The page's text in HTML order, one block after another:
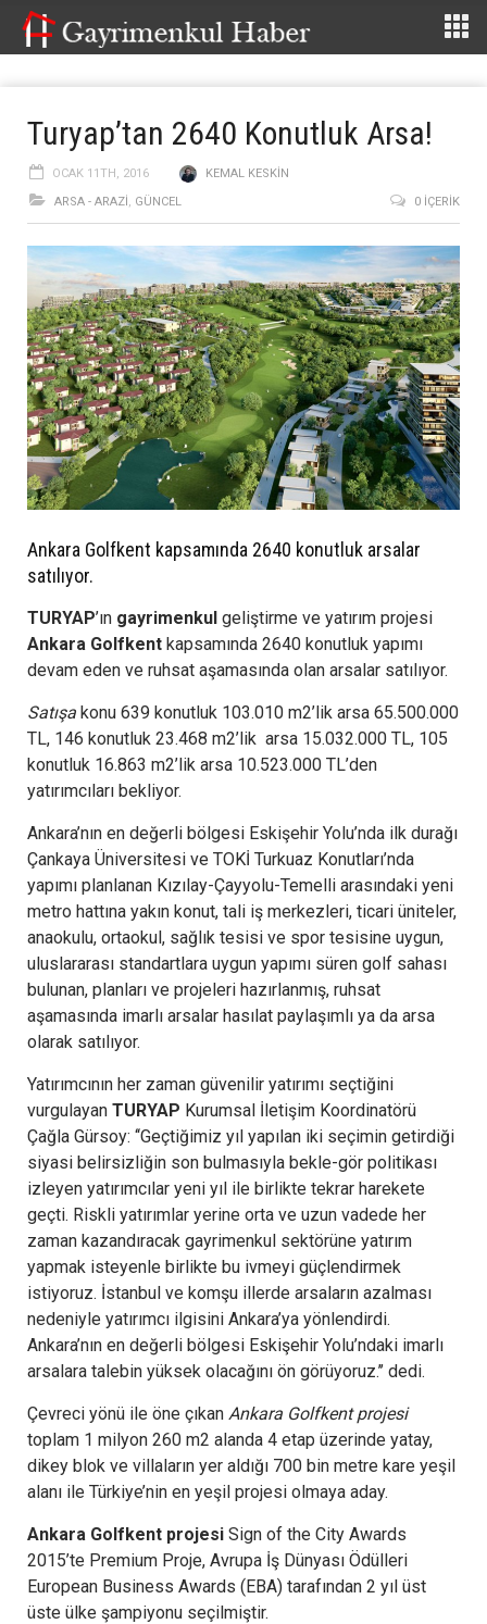
Turyap’tan 2640 Konutluk Arsa!
OCAK 11TH, 2016
KEMAL KESKIN
ARSA - ARAZİ, GÜNCEL 0 İÇERIK
Ankara Golfkent kapsamında 2640 konutluk arsalar
satılıyor.
TURYAP’ın gayrimenkul geliştirme ve yatırım projesi
Ankara Golfkent kapsamında 2640 konutluk yapımı
devam eden ve ruhsat aşamasında olan arsalar satılıyor.
Satışa konu 639 konutluk 103.010 m2’lik arsa 65.500.000
TL, 146 konutluk 23.468 m2’lik arsa 15.032.000 TL, 105
konutluk 16.863 m2’lik arsa 10.523.000 TL’den
yatırımcıları bekliyor.
Ankara’nın en değerli bölgesi Eskişehir Yolu’nda ilk durağı
Çankaya Üniversitesi ve TOKİ Turkuaz Konutları’nda
yapımı planlanan Kızılay-Çayyolu-Temelli arasındaki yeni
metro hattına yakın konut, tali iş merkezleri, ticari üniteler,
anaokulu, ortaokul, sağlık tesisi ve spor tesisine uygun,
uluslararası standartlara uygun yapımı süren golf sahası
bulunan, planları ve projeleri hazırlanmış, ruhsat
aşamasında imarlı arsalar hasılat paylaşımlı ya da arsa
olarak satılıyor.
Yatırımcının her zaman güvenilir yatırımı seçtiğini
vurgulayan TURYAP Kurumsal İletişim Koordinatörü
Çağla Gürsoy: ‘‘Geçtiğimiz yıl yapılan iki seçimin getirdiği
siyasi belirsizliğin son bulmasıyla bekle-gör politikası
izleyen yatırımcılar yeni yıl ile birlikte tekrar harekete
geçti. Riskli yatırımlar yerine orta ve uzun vadede her
zaman kazandıracak gayrimenkul sektörüne yatırım
yapmak isteyenle birlikte bu ivmeyi güçlendirmek
istiyoruz. İstanbul ve komşu illerde arsaların azalması
nedeniyle yatırımcı ilgisini Ankara’ya yönlendirdi.
Ankara’nın en değerli bölgesi Eskişehir Yolu’ndaki imarlı
arsalara talebin yüksek olacağını ön görüyoruz.’’ dedi.
Çevreci yönü ile öne çıkan Ankara Golfkent projesi
toplam 1 milyon 260 m2 alanda 4 etap üzerinde yatay,
dikey blok ve villaların yer aldığı 700 bin metre kare yeşil
alanı ile Türkiye’nin en yeşil projesi olmaya aday.
Ankara Golfkent projesi Sign of the City Awards
2015’te Premium Proje, Avrupa İş Dünyası Ödülleri
European Business Awards (EBA) tarafından 2 yıl üst
üste ülke şampiyonu seçilmiştir.